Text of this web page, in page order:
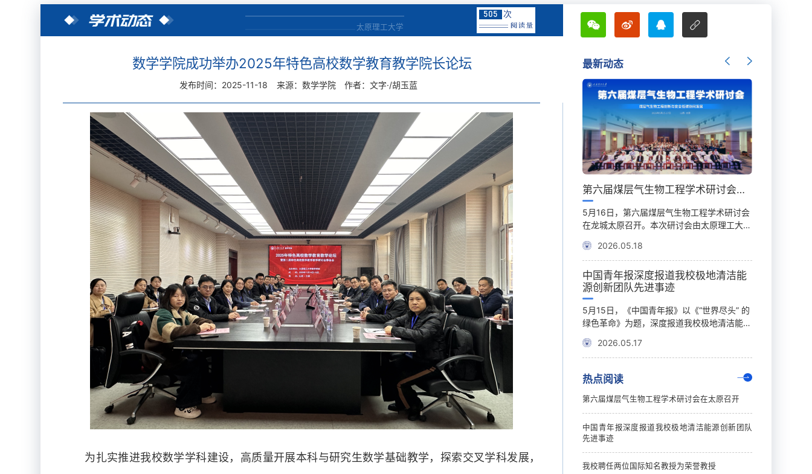
学术动态 太原理工大学
505 次
数学学院成功举办2025年特色高校数学教育教学院长论坛
发布时间：2025-11-18 来源：数学学院 作者：文字·/胡玉蓝
为扎实推进我校数学学科建设，高质量开展本科与研究生数学基础教学，探索交叉学科发展，
最新动态
5月14日，科睿唯安公布了最新一期基本科学
指标数据库（ESI）统计数据，太原理工大学
化学学科凭借卓越的学术影响力和科研产出，
正式进入全球前1‰行列。这是继工程学和材
料科学之后，我校第 3 个跻身全球顶尖阵营
的学科，标志着学校在建设特色鲜明的一流开
放式研究型大学进程中取得了又一标志性成
果。在国际学术坐标系中，我校化学学科展现
出了强劲的竞争位次与发展势头。在本次统计
周期内（2016年1月至2026年2月），全球共
有 2235 个机构进入化学学科前 ...
2026.05.14
我校召开学生工作联席会议
为深入学习贯彻习近平总书记关于教育的重要
论述、关于高校党建与思想政治工作的重要指
示精神，全面落实立德树人根本任务，扎实推
进“三全育人”综合改革，切实把赋能学生成长
成才作为检验工作成效的根本标尺，5月13日
下午，我校在明向校区鹏飞会堂组织召开学生
工作联席会议。各相关职能部门负责人、各学
院党委副书记参会，校党委常委、副校长任喜
莹主持会议并讲话。会上，任喜莹深刻阐述了
学生工作联席会议的重要意义。他强调，学生
2026.05.14
第六届煤层气生物工程学术研讨会在太原召开
5月16日，第六届煤层气生物工程学术研讨会
在龙城太原召开。本次研讨会由太原理工大学
院、煤与煤层气共采全国重点实验室、原位改
性采矿教育部重点实验室等单位共同承办。中
国工程院康红普、金智新、王双明、刘合、王
香增5位院士出席大会并作特邀报告。来自全
国高校、科研院所、企事业单位的200余名专
家学者和青年学子参加会议，围绕“煤层气生
物工程创新与安全低碳协同发展”主题展开深
入交流。...
2026.05.18
中国青年报深度报道我校极地清洁能
源创新团队先进事迹
5月15日，《中国青年报》以《“世界尽头” 的
绿色革命》为题，深度报道我校极地清洁能源
焦团队牵头建成全球首个极地规模化清洁能源
系统的重大突破，引发广泛关注。作为国家
“双一流” 建设高校，我校始终立足国家重大战
略需求，深耕极地清洁能源前沿领域。由中国
科学院院士孙宏斌教授领衔的极地清洁能源创
新团队，以153名35岁以下青年科研人员为骨
干，历经22年接续奋斗，建成世界首个南极
极端环境耦合模拟实验室，...
2026.05.17
及德国波鸿鲁
辅导员巩佳佳
名、第三名和
等奖30名。在
热点阅读
第六届煤层气生物工程学术研讨会在太原召开
中国青年报深度报道我校极地清洁能源创新团队
先进事迹
我校聘任两位国际知名教授为荣誉教授